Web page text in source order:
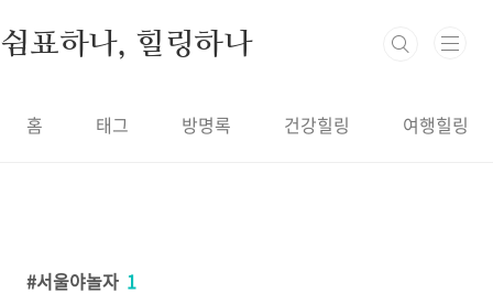
쉼표하나, 힐링하나
홈 태그 방명록 건강힐링 여행힐링
서울야놀자 1